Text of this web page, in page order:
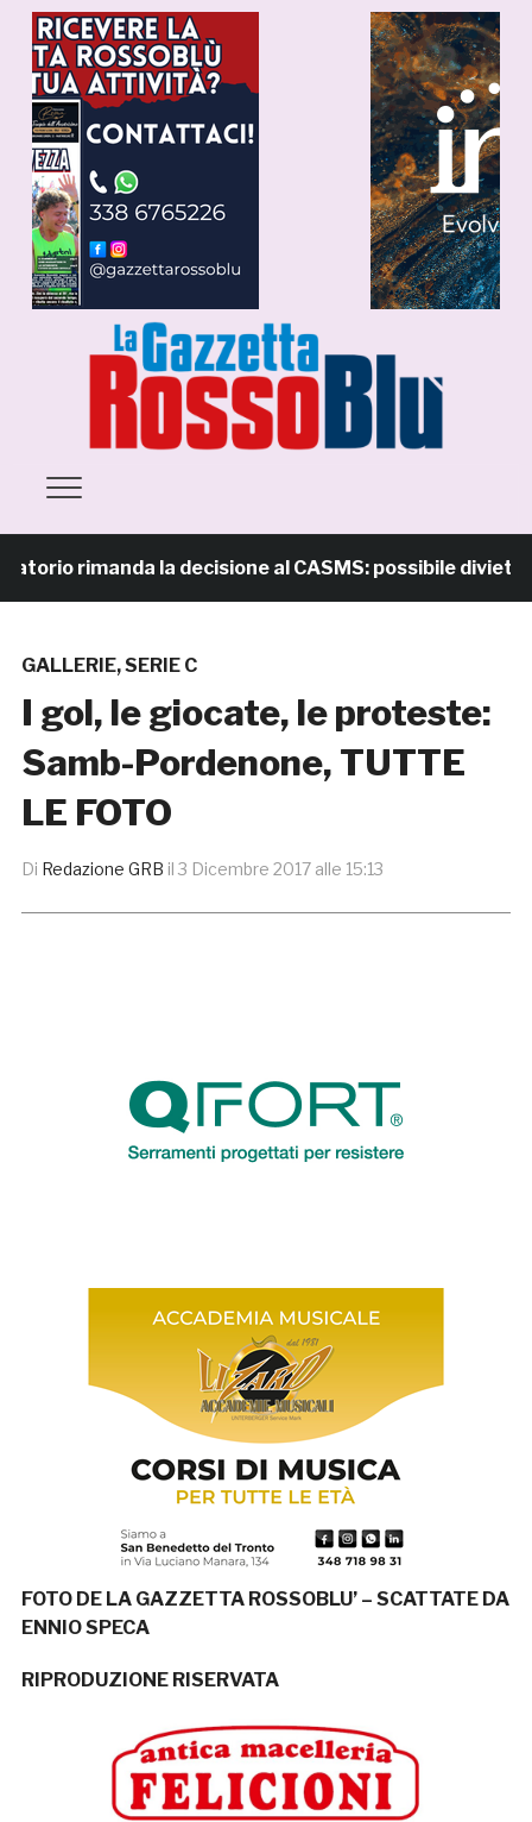
rimanda la decisione al CASMS: possibile divieto
GALLERIE,SERIE C
I gol, le giocate, le proteste:
Samb-Pordenone, TUTTE
LE FOTO
Di Redazione GRB il 3 Dicembre 2017 alle 15:13
FOTO DE LA GAZZETTA ROSSOBLU’ – SCATTATE DA
ENNIO SPECA
RIPRODUZIONE RISERVATA